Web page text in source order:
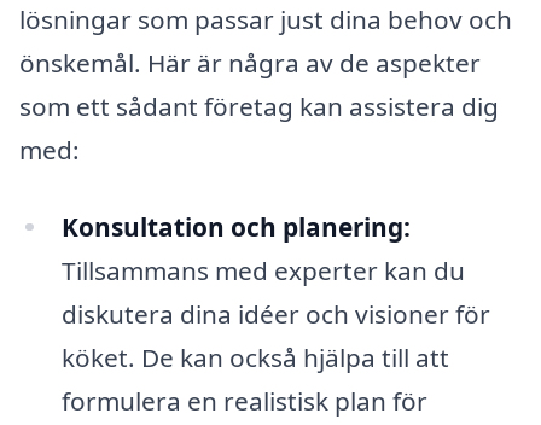
lösningar som passar just dina behov och
önskemål. Här är några av de aspekter
som ett sådant företag kan assistera dig
med:
Konsultation och planering:
Tillsammans med experter kan du
diskutera dina idéer och visioner för
köket. De kan också hjälpa till att
formulera en realistisk plan för